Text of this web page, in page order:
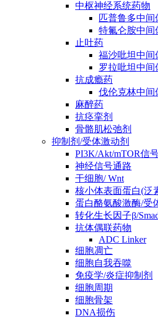
中枢神经系统药物
匹普鲁多中间
特氟仑胺中间
止吐药
福沙吡坦中间
罗拉吡坦中间
抗成瘾药
伐伦克林中间
麻醉药
抗痉挛剂
骨骼肌松弛剂
抑制剂/受体激动剂
PI3K/Akt/mTOR信
神经信号通路
干细胞/ Wnt
核小体表面蛋白(泛
蛋白酪氨酸激酶/受
转化生长因子β/
抗体偶联药物
ADC Linker
细胞凋亡
细胞自我吞噬
免疫学/炎症抑制剂
细胞周期
细胞骨架
DNA损伤